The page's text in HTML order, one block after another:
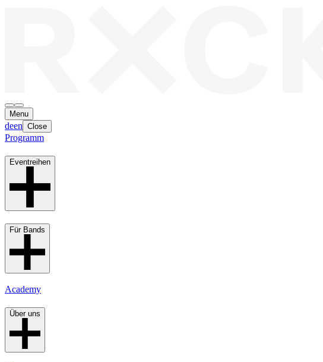
Menu
deen Close
Programm
Eventreihen
Für Bands
Academy
Über uns